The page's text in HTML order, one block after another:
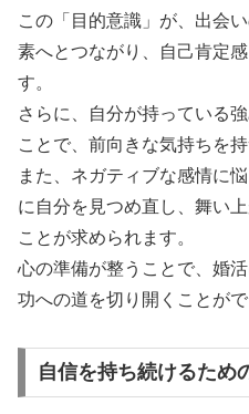
この「目的意識」が、出会
素へとつながり、自己肯定
す。
さらに、自分が持っている
ことで、前向きな気持ちを
また、ネガティブな感情に
に自分を見つめ直し、舞い
ことが求められます。
心の準備が整うことで、婚
功への道を切り開くことがで
自信を持ち続けるため